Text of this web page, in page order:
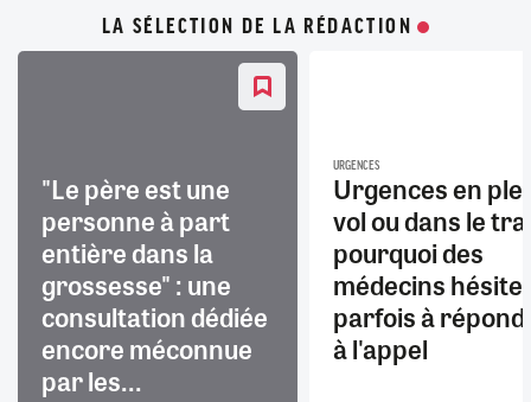
LA SÉLECTION DE LA RÉDACTION
"Le père est une
personne à part
entière dans la
grossesse" : une
consultation dédiée
encore méconnue
par les...
URGENCES
Urgences en
vol ou dans le
pourquoi des
médecins
parfois à
à l'appel